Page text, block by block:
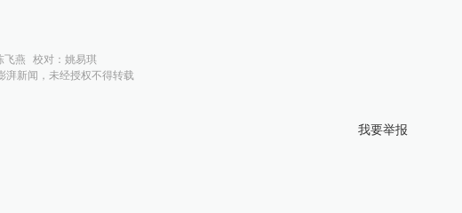
飞燕 校对： 姚易琪
湃新闻，未经授权不得转载
我要举报